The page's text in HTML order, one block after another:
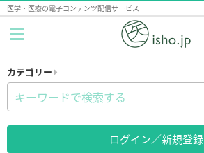
医学・医療の電子コンテンツ配信サービス
カテゴリー
ログイン／新規登録